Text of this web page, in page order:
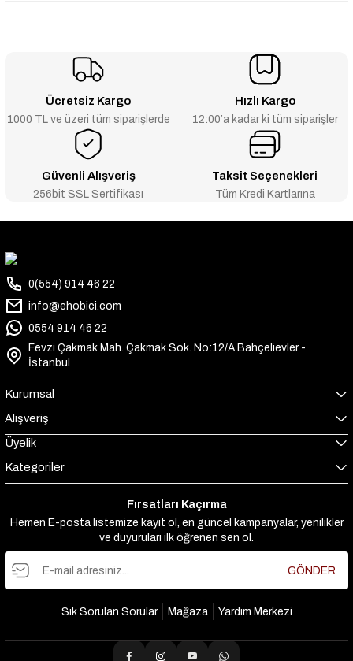
Ücretsiz Kargo
1000 TL ve üzeri tüm siparişlerde
Hızlı Kargo
12:00’a kadar ki tüm siparişler
Güvenli Alışveriş
256bit SSL Sertifikası
Taksit Seçenekleri
Tüm Kredi Kartlarına
0(554) 914 46 22
info@ehobici.com
0554 914 46 22
Fevzi Çakmak Mah. Çakmak Sok. No:12/A Bahçelievler -
İstanbul
Kurumsal
Alışveriş
Üyelik
Kategoriler
Fırsatları Kaçırma
Hemen E-posta listemize kayıt ol, en güncel kampanyalar, yenilikler
ve duyuruları ilk öğrenen sen ol.
GÖNDER
Sık Sorulan Sorular Mağaza Yardım Merkezi